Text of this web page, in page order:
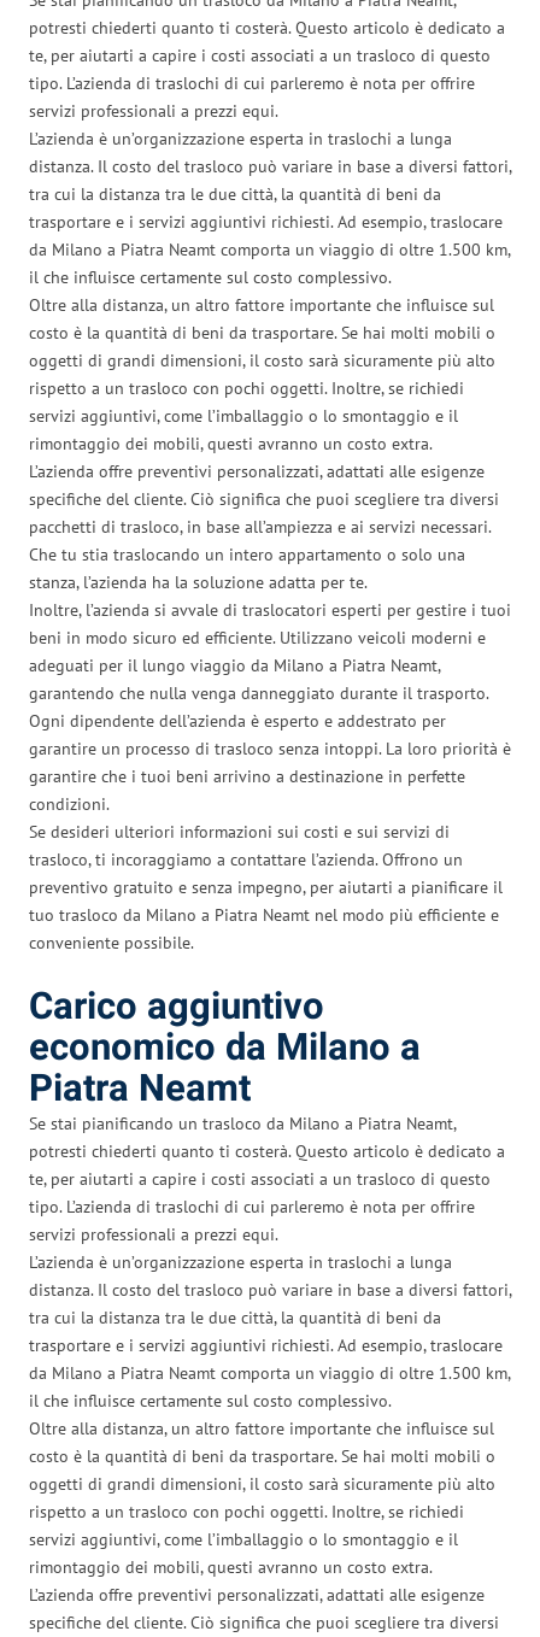
potresti chiederti quanto ti costerà. Questo articolo è dedicato a
te, per aiutarti a capire i costi associati a un trasloco di questo
tipo. L’azienda di traslochi di cui parleremo è nota per offrire
servizi professionali a prezzi equi.
L’azienda è un’organizzazione esperta in traslochi a lunga
distanza. Il costo del trasloco può variare in base a diversi fattori,
tra cui la distanza tra le due città, la quantità di beni da
trasportare e i servizi aggiuntivi richiesti. Ad esempio, traslocare
da Milano a Piatra Neamt comporta un viaggio di oltre 1.500 km,
il che influisce certamente sul costo complessivo.
Oltre alla distanza, un altro fattore importante che influisce sul
costo è la quantità di beni da trasportare. Se hai molti mobili o
oggetti di grandi dimensioni, il costo sarà sicuramente più alto
rispetto a un trasloco con pochi oggetti. Inoltre, se richiedi
servizi aggiuntivi, come l’imballaggio o lo smontaggio e il
rimontaggio dei mobili, questi avranno un costo extra.
L’azienda offre preventivi personalizzati, adattati alle esigenze
specifiche del cliente. Ciò significa che puoi scegliere tra diversi
pacchetti di trasloco, in base all’ampiezza e ai servizi necessari.
Che tu stia traslocando un intero appartamento o solo una
stanza, l’azienda ha la soluzione adatta per te.
Inoltre, l’azienda si avvale di traslocatori esperti per gestire i tuoi
beni in modo sicuro ed efficiente. Utilizzano veicoli moderni e
adeguati per il lungo viaggio da Milano a Piatra Neamt,
garantendo che nulla venga danneggiato durante il trasporto.
Ogni dipendente dell’azienda è esperto e addestrato per
garantire un processo di trasloco senza intoppi. La loro priorità è
garantire che i tuoi beni arrivino a destinazione in perfette
condizioni.
Se desideri ulteriori informazioni sui costi e sui servizi di
trasloco, ti incoraggiamo a contattare l’azienda. Offrono un
preventivo gratuito e senza impegno, per aiutarti a pianificare il
tuo trasloco da Milano a Piatra Neamt nel modo più efficiente e
conveniente possibile.
Carico aggiuntivo
economico da Milano a
Piatra Neamt
Se stai pianificando un trasloco da Milano a Piatra Neamt,
potresti chiederti quanto ti costerà. Questo articolo è dedicato a
te, per aiutarti a capire i costi associati a un trasloco di questo
tipo. L’azienda di traslochi di cui parleremo è nota per offrire
servizi professionali a prezzi equi.
L’azienda è un’organizzazione esperta in traslochi a lunga
distanza. Il costo del trasloco può variare in base a diversi fattori,
tra cui la distanza tra le due città, la quantità di beni da
trasportare e i servizi aggiuntivi richiesti. Ad esempio, traslocare
da Milano a Piatra Neamt comporta un viaggio di oltre 1.500 km,
il che influisce certamente sul costo complessivo.
Oltre alla distanza, un altro fattore importante che influisce sul
costo è la quantità di beni da trasportare. Se hai molti mobili o
oggetti di grandi dimensioni, il costo sarà sicuramente più alto
rispetto a un trasloco con pochi oggetti. Inoltre, se richiedi
servizi aggiuntivi, come l’imballaggio o lo smontaggio e il
rimontaggio dei mobili, questi avranno un costo extra.
L’azienda offre preventivi personalizzati, adattati alle esigenze
specifiche del cliente. Ciò significa che puoi scegliere tra diversi